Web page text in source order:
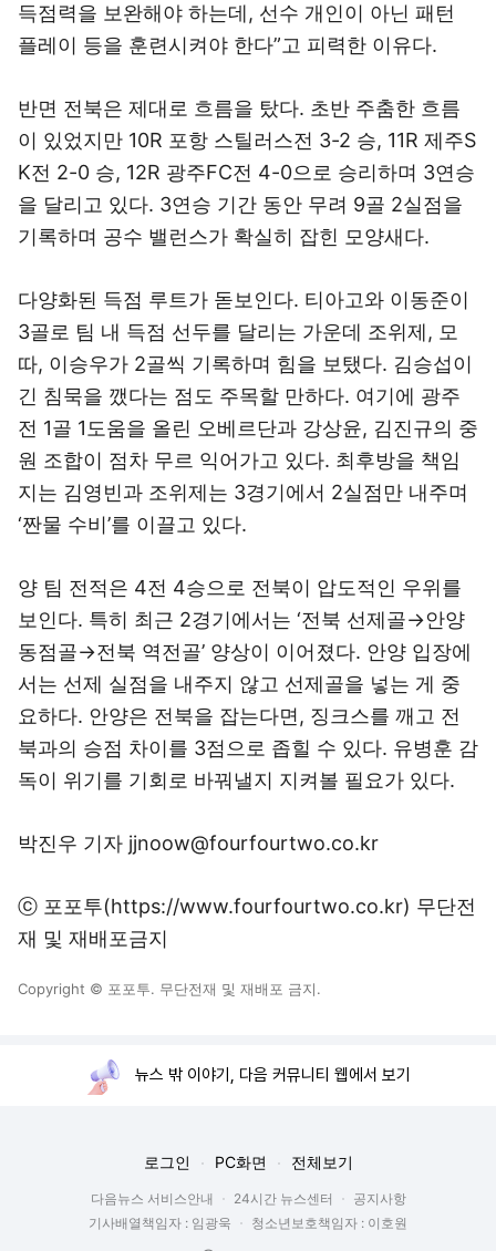
득점력을 보완해야 하는데, 선수 개인이 아닌 패턴
플레이 등을 훈련시켜야 한다”고 피력한 이유다.
반면 전북은 제대로 흐름을 탔다. 초반 주춤한 흐름
이 있었지만 10R 포항 스틸러스전 3-2 승, 11R 제주S
K전 2-0 승, 12R 광주FC전 4-0으로 승리하며 3연승
을 달리고 있다. 3연승 기간 동안 무려 9골 2실점을
기록하며 공수 밸런스가 확실히 잡힌 모양새다.
다양화된 득점 루트가 돋보인다. 티아고와 이동준이
3골로 팀 내 득점 선두를 달리는 가운데 조위제, 모
따, 이승우가 2골씩 기록하며 힘을 보탰다. 김승섭이
긴 침묵을 깼다는 점도 주목할 만하다. 여기에 광주
전 1골 1도움을 올린 오베르단과 강상윤, 김진규의 중
원 조합이 점차 무르 익어가고 있다. 최후방을 책임
지는 김영빈과 조위제는 3경기에서 2실점만 내주며
‘짠물 수비’를 이끌고 있다.
양 팀 전적은 4전 4승으로 전북이 압도적인 우위를
보인다. 특히 최근 2경기에서는 ‘전북 선제골→안양
동점골→전북 역전골’ 양상이 이어졌다. 안양 입장에
서는 선제 실점을 내주지 않고 선제골을 넣는 게 중
요하다. 안양은 전북을 잡는다면, 징크스를 깨고 전
북과의 승점 차이를 3점으로 좁힐 수 있다. 유병훈 감
독이 위기를 기회로 바꿔낼지 지켜볼 필요가 있다.
박진우 기자 jjnoow@fourfourtwo.co.kr
ⓒ 포포투(https://www.fourfourtwo.co.kr) 무단전
재 및 재배포금지
Copyright © 포포투. 무단전재 및 재배포 금지.
뉴스 밖 이야기, 다음 커뮤니티 웹에서 보기
로그인 PC화면 전체보기
다음뉴스 서비스안내 24시간 뉴스센터
공지사항
기사배열책임자 : 임광욱
청소년보호책임자 : 이호원